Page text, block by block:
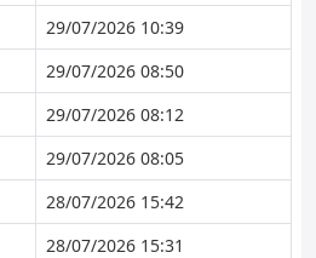
29/07/2026 10:39
29/07/2026 08:50
29/07/2026 08:12
29/07/2026 08:05
28/07/2026 15:42
28/07/2026 15:31